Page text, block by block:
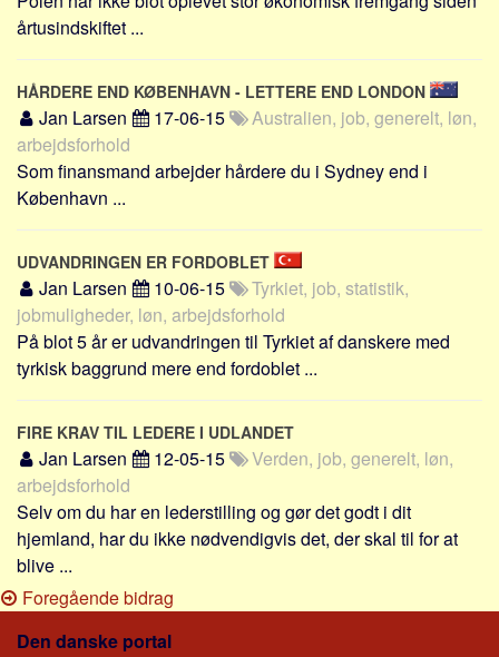
årtusindskiftet ...
HÅRDERE END KØBENHAVN - LETTERE END LONDON
Jan Larsen 17-06-15
Australien, job, generelt, løn,
arbejdsforhold
Som finansmand arbejder hårdere du i Sydney end i
København ...
UDVANDRINGEN ER FORDOBLET
Jan Larsen 10-06-15
Tyrkiet, job, statistik,
jobmuligheder, løn, arbejdsforhold
På blot 5 år er udvandringen til Tyrkiet af danskere med
tyrkisk baggrund mere end fordoblet ...
FIRE KRAV TIL LEDERE I UDLANDET
Jan Larsen 12-05-15
Verden, job, generelt, løn,
arbejdsforhold
Selv om du har en lederstilling og gør det godt i dit
hjemland, har du ikke nødvendigvis det, der skal til for at
blive ...
Foregående bidrag
Den danske portal